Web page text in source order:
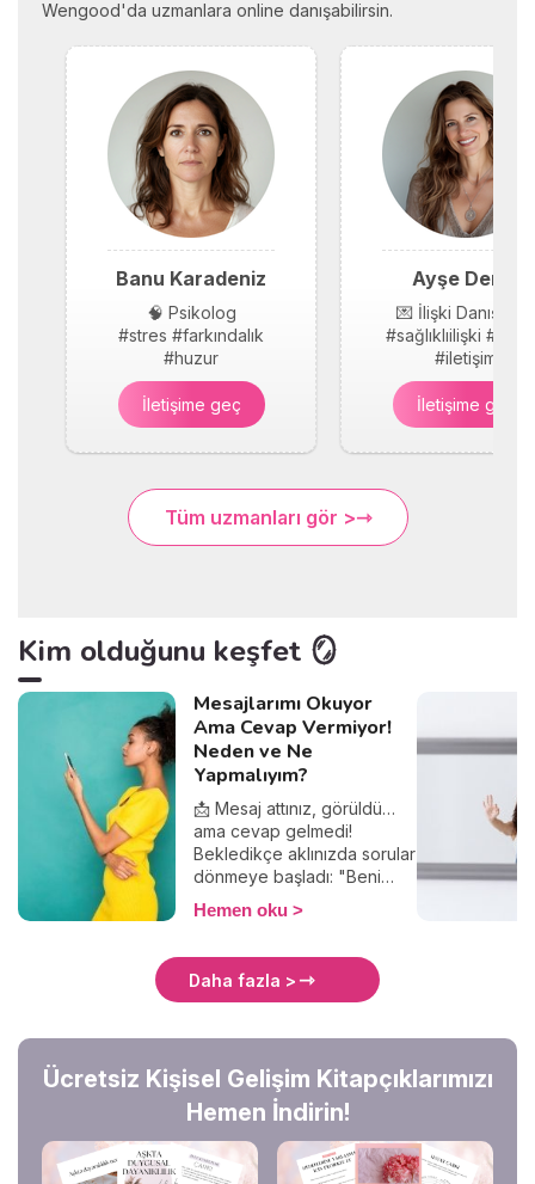
Wengood'da uzmanlara online danışabilirsin.
Banu Karadeniz
🧠 Psikolog
#stres #farkındalık
#huzur
İletişime geç
Ayşe Demir
💌 İlişki Danışmanı
#sağlıklıilişki
#iletişim
İletişime geç
Tüm uzmanları gör >
Kim olduğunu keşfet 🪞
Mesajlarımı Okuyor
Ama Cevap Vermiyor!
Neden ve Ne
Yapmalıyım?
📩 Mesaj attınız, görüldü…
ama cevap gelmedi!
Bekledikçe aklınızda sorular
dönmeye başladı: "Beni
görmezden mi geliyor?",
"Yanlış bir şey mi
muyum?". Merak etmeyin,
yalnız değilsiniz! Bu yazıda
verilmediğini, bunun
sebepleri ve nasıl tepki
vermeniz gerektiğini
keşfedeceğiz. Hadi, birlikte
anlamlandıralım! 🚀✨
Hemen oku
Daha fazla >
Ücretsiz Kişisel Gelişim Kitapçıklarımızı
Hemen İndirin!